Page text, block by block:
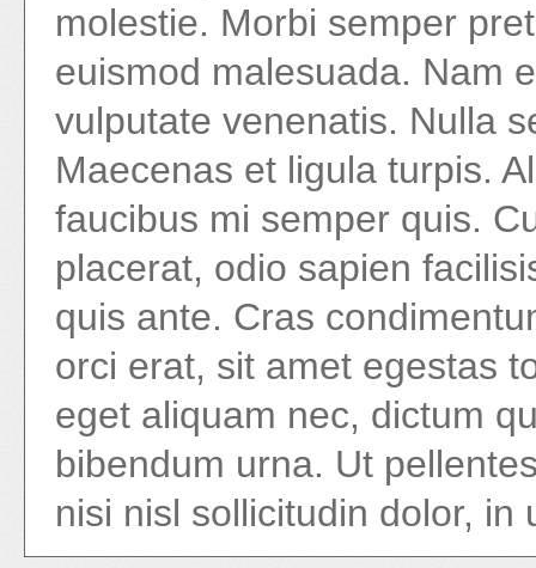
molestie. Morbi semper
euismod malesuada. Nam
vulputate venenatis. Nulla
Maecenas et ligula turpis.
faucibus mi semper quis.
placerat, odio sapien
quis ante. Cras
orci erat, sit amet egestas
eget aliquam nec, dictum
bibendum urna. Ut
nisi nisl sollicitudin dolor,